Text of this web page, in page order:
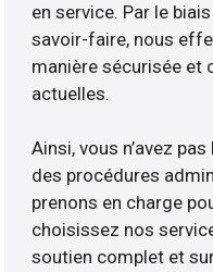
en service. Par le
savoir-faire, nous
manière sécurisée et
actuelles.
Ainsi, vous n’avez
des procédures
prenons en charge
choisissez nos
soutien complet et